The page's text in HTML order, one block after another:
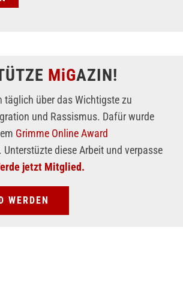
MiGAZIN!
täglich über das Wichtigste zu
und Rassismus. Dafür wurde
Grimme Online Award
Unterstüzte diese Arbeit und verpasse
jetzt Mitglied.
WERDEN